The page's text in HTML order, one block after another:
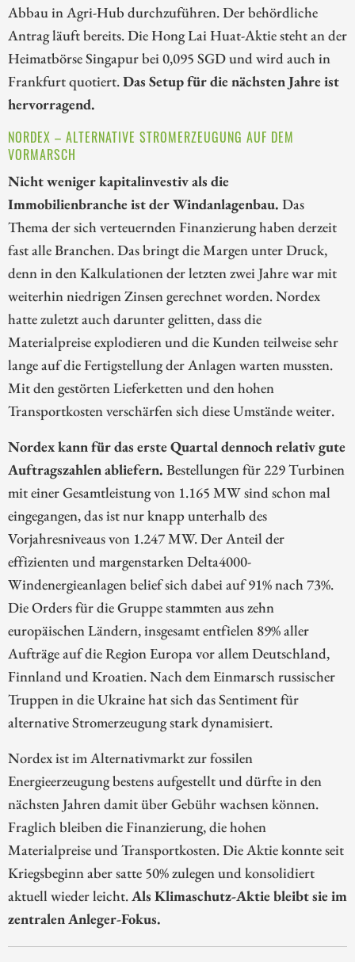
Abbau in Agri-Hub durchzuführen. Der behördliche
Antrag läuft bereits. Die Hong Lai Huat-Aktie steht an der
Heimatbörse Singapur bei 0,095 SGD und wird auch in
Frankfurt quotiert.Das Setup für die nächsten Jahre ist
hervorragend.
NORDEX – ALTERNATIVE STROMERZEUGUNG AUF DEM
VORMARSCH
Nicht weniger kapitalinvestiv als die
Immobilienbranche ist der Windanlagenbau. Das
Thema der sich verteuernden Finanzierung haben derzeit
fast alle Branchen. Das bringt die Margen unter Druck,
denn in den Kalkulationen der letzten zwei Jahre war mit
weiterhin niedrigen Zinsen gerechnet worden. Nordex
hatte zuletzt auch darunter gelitten, dass die
Materialpreise explodieren und die Kunden teilweise sehr
lange auf die Fertigstellung der Anlagen warten mussten.
Mit den gestörten Lieferketten und den hohen
Transportkosten verschärfen sich diese Umstände weiter.
Nordex kann für das erste Quartal dennoch relativ gute
Auftragszahlen abliefern. Bestellungen für 229 Turbinen
mit einer Gesamtleistung von 1.165 MW sind schon mal
eingegangen, das ist nur knapp unterhalb des
Vorjahresniveaus von 1.247 MW. Der Anteil der
effizienten und margenstarken Delta4000-
Windenergieanlagen belief sich dabei auf 91% nach 73%.
Die Orders für die Gruppe stammten aus zehn
europäischen Ländern, insgesamt entfielen 89% aller
Aufträge auf die Region Europa vor allem Deutschland,
Finnland und Kroatien. Nach dem Einmarsch russischer
Truppen in die Ukraine hat sich das Sentiment für
alternative Stromerzeugung stark dynamisiert.
Nordex ist im Alternativmarkt zur fossilen
Energieerzeugung bestens aufgestellt und dürfte in den
nächsten Jahren damit über Gebühr wachsen können.
Fraglich bleiben die Finanzierung, die hohen
Materialpreise und Transportkosten. Die Aktie konnte seit
Kriegsbeginn aber satte 50% zulegen und konsolidiert
aktuell wieder leicht.Als Klimaschutz-Aktie bleibt sie im
zentralen Anleger-Fokus.